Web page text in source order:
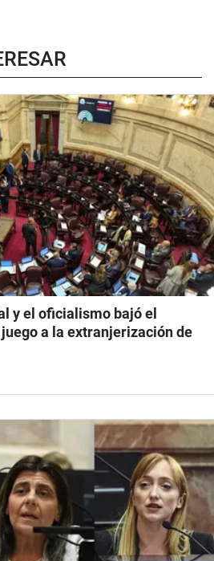
y el oficialismo bajó el
a la extranjerización de